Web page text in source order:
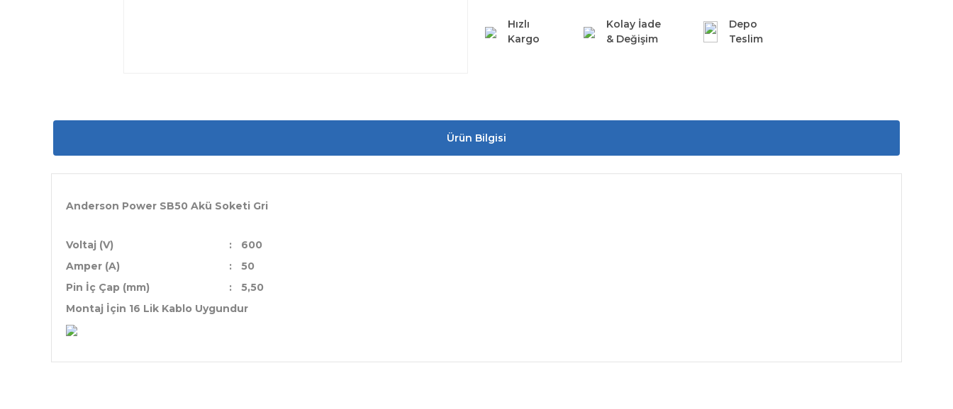
Hızlı
Kargo
Kolay İade
& Değişim
Depo
Teslim
Ürün Bilgisi
Anderson Power SB50 Akü Soketi Gri
Voltaj (V) :
600
Amper (A)
:
50
Pin İç Çap (mm)
:
5,50
Montaj İçin 16 Lik Kablo Uygundur